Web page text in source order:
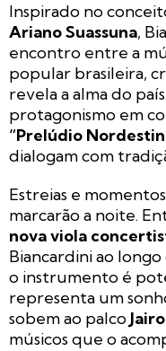
Inspirado no
Ariano Suassuna,
encontro entre a
popular brasileira,
revela a alma do
protagonismo em
“Prelúdio
dialogam com
Estreias e
marcarão a noite.
nova viola
Biancardini ao longo
o instrumento é
representa um
sobem ao palco
músicos que o